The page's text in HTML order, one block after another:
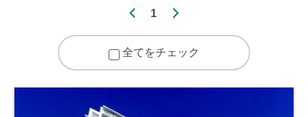
1
全てをチェック